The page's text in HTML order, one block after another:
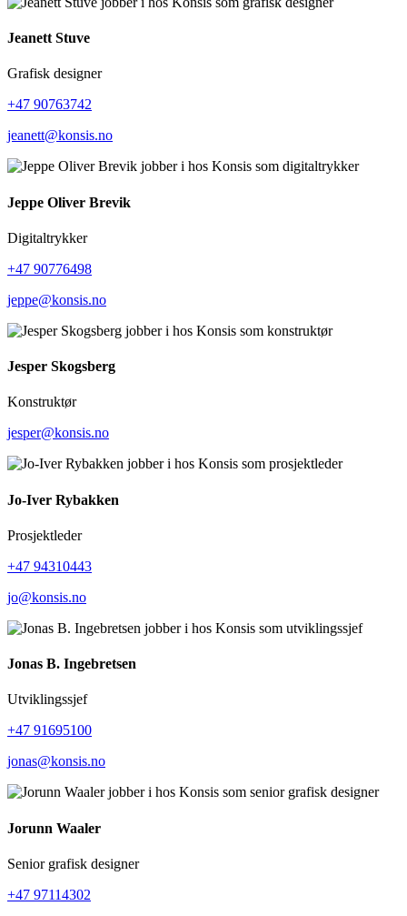
Jeanett Stuve
Grafisk designer
+47 90763742
jeanett@konsis.no
Jeppe Oliver Brevik
Digitaltrykker
+47 90776498
jeppe@konsis.no
Jesper Skogsberg
Konstruktør
jesper@konsis.no
Jo-Iver Rybakken
Prosjektleder
+47 94310443
jo@konsis.no
Jonas B. Ingebretsen
Utviklingssjef
+47 91695100
jonas@konsis.no
Jorunn Waaler
Senior grafisk designer
+47 97114302